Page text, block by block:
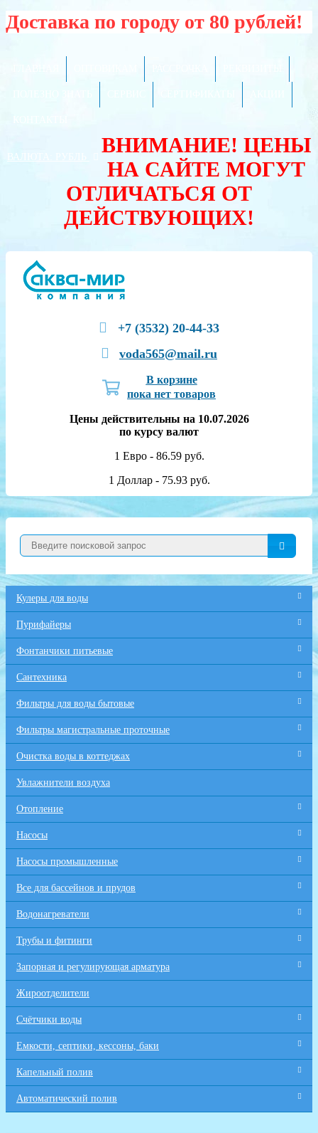
Доставка по городу от 80 рублей!
ВАЛЮТА:
ВНИМАНИЕ! ЦЕНЫ
НА САЙТЕ МОГУТ
ОТЛИЧАТЬСЯ ОТ
ДЕЙСТВУЮЩИХ!
+7 (3532) 20-44-33
voda565@mail.ru
В корзине
пока нет товаров
Цены действительны на 10.07.2026
по курсу валют
1 Евро - 86.59 руб.
1 Доллар - 75.93 руб.
Кулеры для воды
Пурифайеры
Фонтанчики питьевые
Сантехника
Фильтры для воды бытовые
Фильтры магистральные проточные
Очистка воды в коттеджах
Увлажнители воздуха
Отопление
Насосы
Насосы промышленные
Все для бaссейнов и прудов
Водонагреватели
Трубы и фитинги
Запорная и регулирующая арматура
Жироотделители
Счётчики воды
Емкости, септики, кессоны, баки
Капельный полив
Автоматический полив